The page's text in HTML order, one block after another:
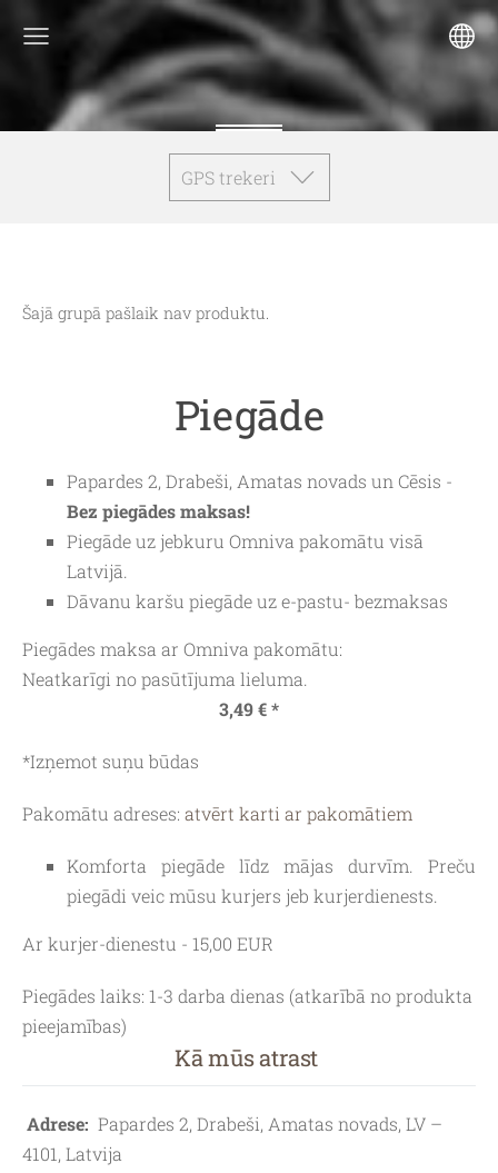
GPS trekeri
Piegāde
Papardes 2, Drabeši, Amatas novads un Cēsis -
Bez piegādes maksas!
Piegāde uz jebkuru Omniva pakomātu visā
Latvijā.
Dāvanu karšu piegāde uz e-pastu- bezmaksas
Piegādes maksa ar Omniva pakomātu:
Neatkarīgi no pasūtījuma lieluma.
3,49 € *
*Izņemot suņu būdas
Pakomātu adreses: atvērt karti ar pakomātiem
Komforta piegāde līdz mājas durvīm. Preču
piegādi veic mūsu kurjers jeb kurjerdienests.
Ar kurjer-dienestu - 15,00 EUR
Piegādes laiks: 1-3 darba dienas (atkarībā no produkta
pieejamības)
Kā mūs atrast
Adrese: Papardes 2, Drabeši, Amatas novads, LV –
4101, Latvija
Šajā grupā pašlaik nav produktu.